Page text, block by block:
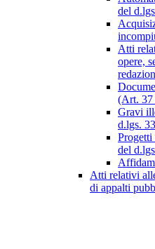
del
Atti
opere,
(Art. 37
Gravi
d.lgs.
del
Atti relativi
di appalti